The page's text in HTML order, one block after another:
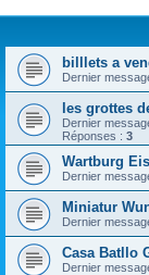
billlets a
Dernier
les grottes
Dernier
Réponses : 3
Wartburg
Dernier
Miniatur
Dernier
Casa Batllo
Dernier